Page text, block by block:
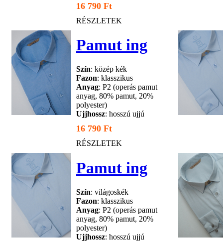
16 790 Ft
RÉSZLETEK
Pamut ing
Szín: közép kék
Fazon: klasszikus
Anyag: P2 (operás pamut
anyag, 80% pamut, 20%
polyester)
Ujjhossz: hosszú ujjú
16 790 Ft
RÉSZLETEK
Pamut ing
Szín: világoskék
Fazon: klasszikus
Anyag: P2 (operás pamut
anyag, 80% pamut, 20%
polyester)
Ujjhossz: hosszú ujjú